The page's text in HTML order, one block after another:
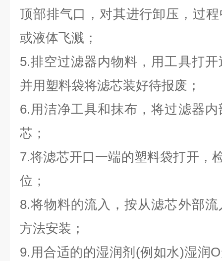
顶部排气口，对其进行卸压，过
或液体飞溅；
5.排空过滤器内物料，用工具打
并用塑料袋将滤芯装好待报废；
6.用洁净工具和抹布，将过滤器
芯；
7.将滤芯开口一端的塑料袋打开，
位；
8.将物料的流入，按从滤芯外部
方法安装；
9.用合适的的湿润剂(例如水)湿润